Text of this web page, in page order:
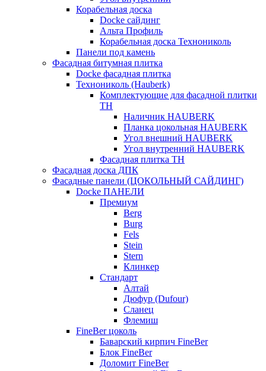
Корабельная доска
Docke сайдинг
Альта Профиль
Корабельная доска Технониколь
Панели под камень
Фасадная битумная плитка
Docke фасадная плитка
Технониколь (Hauberk)
Комплектующие для фасадной плитки
ТН
Наличник HAUBERK
Планка цокольная HAUBERK
Угол внешний HAUBERK
Угол внутренний HAUBERK
Фасадная плитка ТН
Фасадная доска ДПК
Фасадные панели (ЦОКОЛЬНЫЙ САЙДИНГ)
Docke ПАНЕЛИ
Премиум
Berg
Burg
Fels
Stein
Stern
Клинкер
Стандарт
Алтай
Дюфур (Dufour)
Сланец
Флемиш
FineBer цоколь
Баварский кирпич FineBer
Блок FineBer
Доломит FineBer